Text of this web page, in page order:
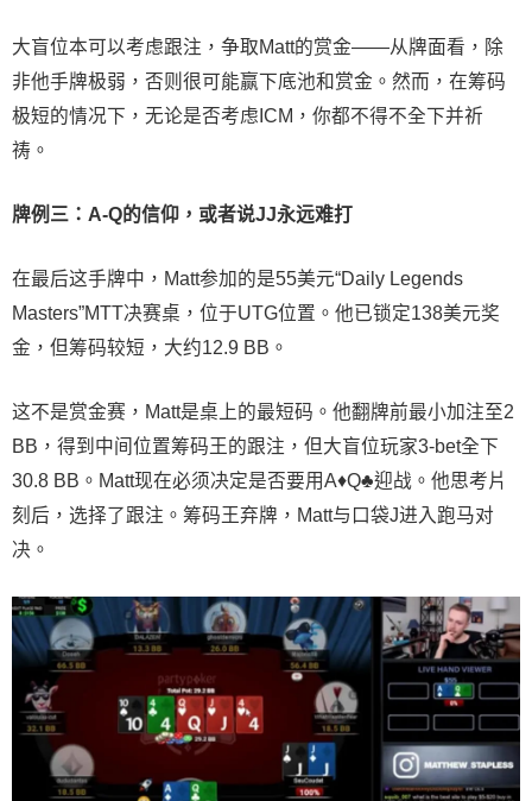
大盲位本可以考虑跟注，争取Matt的赏金——从牌面看，除
非他手牌极弱，否则很可能赢下底池和赏金。然而，在筹码
极短的情况下，无论是否考虑ICM，你都不得不全下并祈
祷。
牌例三：A-Q的信仰，或者说JJ永远难打
在最后这手牌中，Matt参加的是55美元“Daily Legends
Masters”MTT决赛桌，位于UTG位置。他已锁定138美元奖
金，但筹码较短，大约12.9 BB。
这不是赏金赛，Matt是桌上的最短码。他翻牌前最小加注至2
BB，得到中间位置筹码王的跟注，但大盲位玩家3-bet全下
30.8 BB。Matt现在必须决定是否要用A♦Q♣迎战。他思考片
刻后，选择了跟注。筹码王弃牌，Matt与口袋J进入跑马对
决。